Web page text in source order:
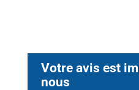
Votre avis est
nous